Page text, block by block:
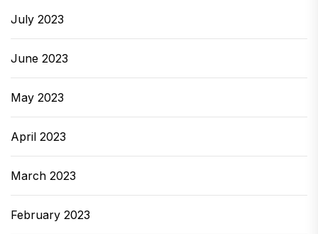
July 2023
June 2023
May 2023
April 2023
March 2023
February 2023